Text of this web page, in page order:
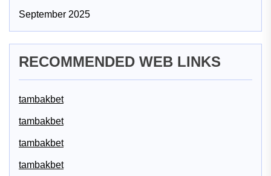
September 2025
RECOMMENDED WEB LINKS
tambakbet
tambakbet
tambakbet
tambakbet